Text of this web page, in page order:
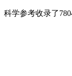
科学参考收录了